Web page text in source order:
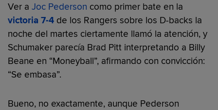
Ver a Joc Pederson como primer bate en la
victoria 7-4 de los Rangers sobre los D-backs la
noche del martes ciertamente llamó la atención, y
Schumaker parecía Brad Pitt interpretando a Billy
Beane en “Moneyball”, afirmando con convicción:
“Se embasa”.
Bueno, no exactamente, aunque Pederson